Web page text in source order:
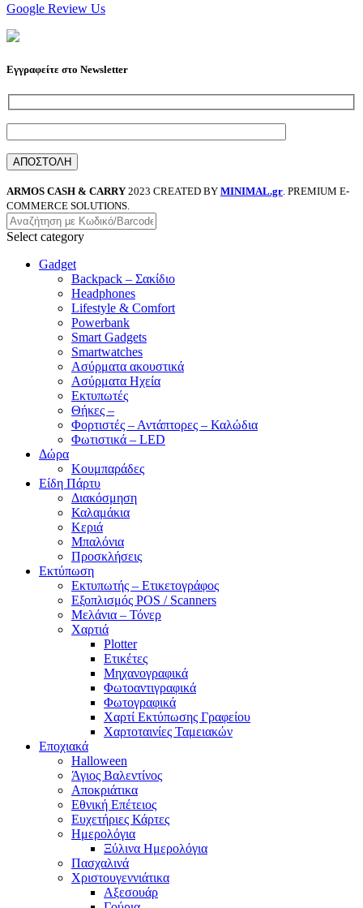
Google Review Us
Εγγραφείτε στο Newsletter
ARMOS CASH & CARRY 2023 CREATED BY MINIMAL.gr . PREMIUM E-
COMMERCE SOLUTIONS.
Select category
Gadget
Backpack – Σακίδιο
Headphones
Lifestyle & Comfort
Powerbank
Smart Gadgets
Smartwatches
Ασύρματα ακουστικά
Ασύρματα Ηχεία
Εκτυπωτές
Θήκες –
Φορτιστές – Αντάπτορες – Καλώδια
Φωτιστικά – LED
Δώρα
Κουμπαράδες
Είδη Πάρτυ
Διακόσμηση
Καλαμάκια
Κεριά
Μπαλόνια
Προσκλήσεις
Εκτύπωση
Εκτυπωτής – Ετικετογράφος
Εξοπλισμός POS / Scanners
Μελάνια – Τόνερ
Χαρτιά
Plotter
Ετικέτες
Μηχανογραφικά
Φωτοαντιγραφικά
Φωτογραφικά
Χαρτί Εκτύπωσης Γραφείου
Χαρτοταινίες Ταμειακών
Εποχιακά
Halloween
Άγιος Βαλεντίνος
Αποκριάτικα
Εθνική Επέτειος
Ευχετήριες Κάρτες
Ημερολόγια
Ξύλινα Ημερολόγια
Πασχαλινά
Χριστουγεννιάτικα
Αξεσουάρ